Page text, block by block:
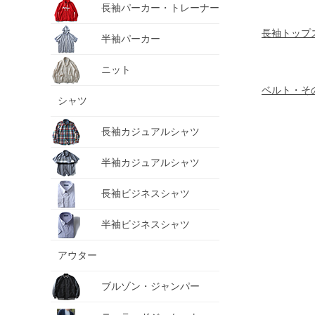
長袖パーカー・トレーナー
半袖パーカー
ニット
シャツ
長袖カジュアルシャツ
半袖カジュアルシャツ
長袖ビジネスシャツ
半袖ビジネスシャツ
アウター
ブルゾン・ジャンパー
長袖トップ
ベルト・そ